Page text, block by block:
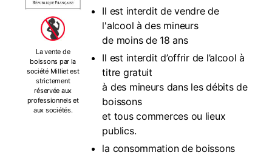
La vente de
boissons par la
société Milliet est
strictement
réservée aux
professionnels et
aux sociétés.
Il est interdit de vendre de
l'alcool à des mineurs
de moins de 18 ans
Il est interdit d’offrir de l’alcool à
titre gratuit
à des mineurs dans les débits de
boissons
et tous commerces ou lieux
publics.
la consommation de boissons